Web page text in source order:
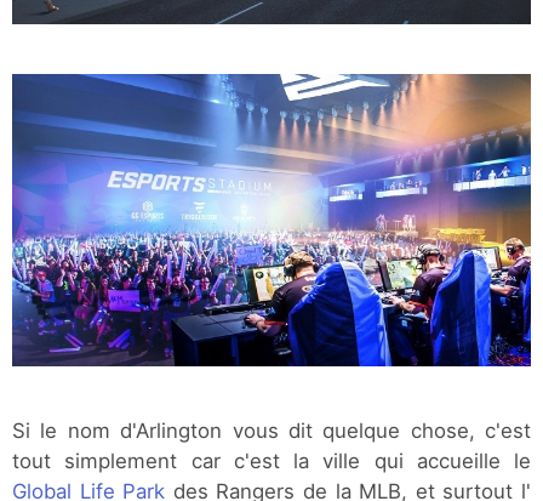
Si le nom d'Arlington vous dit quelque chose, c'est
tout simplement car c'est la ville qui accueille le
Global Life Park des Rangers de la MLB, et surtout l'